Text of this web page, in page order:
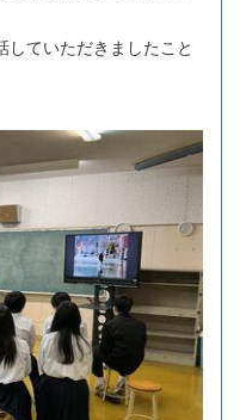
ていただきましたこと